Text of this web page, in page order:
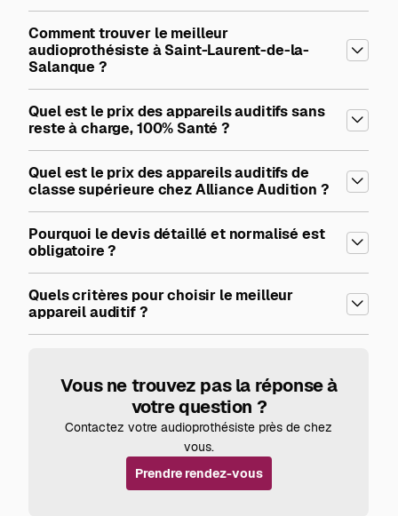
Comment trouver le meilleur
audioprothésiste à Saint-Laurent-de-la-
Salanque ?
Quel est le prix des appareils auditifs sans
reste à charge, 100% Santé ?
Quel est le prix des appareils auditifs de
classe supérieure chez Alliance Audition ?
Pourquoi le devis détaillé et normalisé est
obligatoire ?
Quels critères pour choisir le meilleur
appareil auditif ?
Vous ne trouvez pas la réponse à
votre question ?
Contactez votre audioprothésiste près de chez
vous.
Prendre rendez-vous